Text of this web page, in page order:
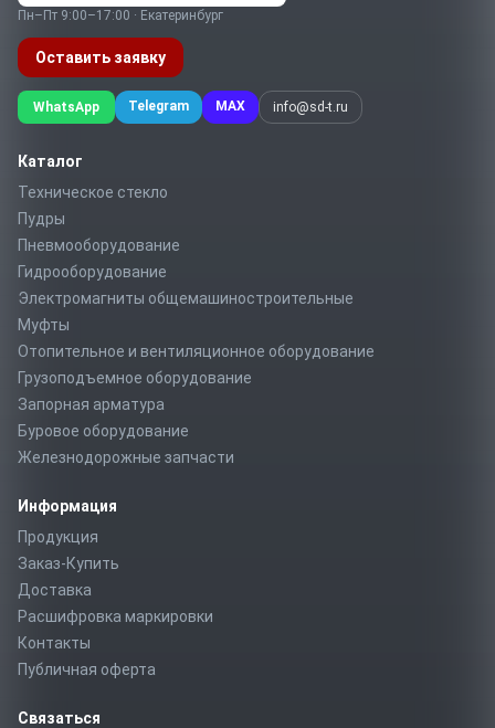
Пн–Пт 9:00–17:00 · Екатеринбург
Оставить заявку
WhatsApp Telegram MAX info@sd-t.ru
Каталог
Техническое стекло
Пудры
Пневмооборудование
Гидрооборудование
Электромагниты общемашиностроительные
Муфты
Отопительное и вентиляционное оборудование
Грузоподъемное оборудование
Запорная арматура
Буровое оборудование
Железнодорожные запчасти
Информация
Продукция
Заказ-Купить
Доставка
Расшифровка маркировки
Контакты
Публичная оферта
Связаться